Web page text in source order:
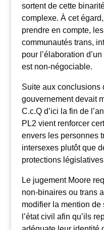
sortent de cette
complexe. À cet
prendre en compte,
communautés trans,
pour l’élaboration
est non-négociable.
Suite aux conclusions
gouvernement devait
C.c.Q d’ici la fin de
PL2 vient renforcer
envers les personnes
intersexes plutôt que
protections
Le jugement Moore
non-binaires ou trans
modifier la mention
l’état civil afin qu’ils